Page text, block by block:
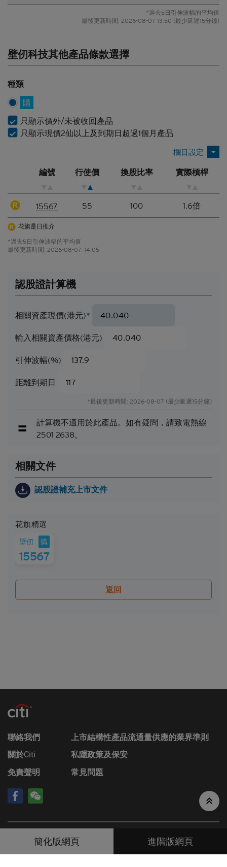
特別以某一資訊接收者的具體需要作為考慮因素。
源，然而，網站擁有人並無對材料進行核實，因此，
該等材料未必完整或準確。材料所載的見解、估計及
並無責任對材料進行更新或補充。網站擁有人及/或
其聯繫人及關聯人士、各自的董事、高管人員及/或
僱員（包括參與編製或在本香港網站上刊發材料的各
人士）（統稱「Citigroup」）或任何資料提供者，一
概不會對材料的真確性、準確性、完整性、充分性或
合理性或任何該等材料在任何用途上的合適性作出任
何類型的聲明或保證（不論明示或暗示）。本香港網
定論或據此行事而不自行加以獨立核實或作出獨立判
香港網站所登載的指示性價格水平、披露材料、估值
或其他分析，其編製乃以我們真誠判定的假設及參數
為依據。所採用的假設及參數絕非唯一可經合理挑選
所得的選擇，因此，並不保證有關的引述、披露或分
析為準確、合理或完整，亦不表示或確保任何指示性
回報或表現會在將來實現。有關資料僅供參考之用，
結構性產品的風險因素
閣下可能無法收回部份或甚至全部應收款項
產品的價格可急升或急跌，投資者或會蒙受全盤損
失。結構性產品於二級市場的流通性亦是無法預測
的。花旗環球金融亞洲有限公司或會是結構性產品的
唯一流通量提供者。本香港網站所載的任何見解、預
業績或事件會與當中的任何見解、預測或估計一致。
閣下應當慎防實際業績可能會與任何前瞻性陳述所載
可贖回牛熊證（「牛熊證」）設有強制贖回機制。在
遵守基本上市文件（包括其任何增編）所載牛熊證條
在觀察期內達到贖回價/贖回水平時，牛熊證將自動
終止。在該情況下，閣下將不會收到任何現金付款
（如屬N類牛熊證），或可能會收到名為剩餘價值的
現金付款（如屬R類牛熊證）。
品的性質及風險，如果情況適用，亦應徵詢其本人的
投資結構性產品的決定均適當地考慮到投資者的具體
情況及財務狀況。對於因認購或購買結構性產品而產
生的任何財務或其他方面的後果，Citigroup概不承擔
就每次發行的結構性產品而言，閣下應當細閱及瞭解
進行買賣。Citigroup亦參與或可能參與其他金融、投
資及專業活動而因此有時可能會產生涉及到本香港網
對於因使用本香港網站或其內容而產生或因此而涉及
的任何損失，Citigroup概不承擔任何（因疏忽或其他
原因導致的）責任。在不損害前述的一般情況下，
Citigroup的成員公司或任何資料提供者均不會就香港
遺漏（不論任何原因）或由此而引起的各類損害承擔
任何責任。此外，互聯網上或電子郵件的通訊並非穩
靠的方法，發送的資料可能會被截查、遺失或遭到銷
*過去5日引伸波幅的平均值
最後更新時間: 2026-08-07 13:50 (最少延遲15分鐘)
壁仞科技其他產品條款選擇
種類
購
只顯示價外/未被收回產品
只顯示現價2仙以上及到期日超過1個月產品
編號 行使價 換股比率 實際槓桿
15567 55 100 1.6倍
花旗是日推介
*過去5日引伸波幅的平均值
最後更新時間: 2026-08-07, 14:05
認股證計算機
相關資產現價(港元)*
輸入相關資產價格(港元)
引伸波幅(%)
距離到期日
*最後更新時間: 2026-08-07 (最少延遲15分鐘)
計算機不適用於此產品。如有疑問，請致電熱線
2501 2638。
相關文件
認股證補充上市文件
花旗精選
壁仞 購
15567
返回
聯絡我們
上市結構性產品流通量供應的業界準則
關於Citi
私隱政策及保安
免責聲明
常見問題
簡化版網頁 進階版網頁